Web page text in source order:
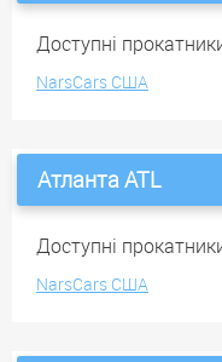
Доступні
NarsCars США
Атланта ATL
Доступні
NarsCars США